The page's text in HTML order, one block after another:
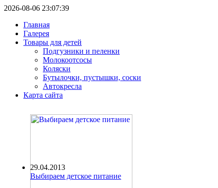
2026-08-06 23:07:39
Главная
Галерея
Товары для детей
Подгузники и пеленки
Молокоотсосы
Коляски
Бутылочки, пустышки, соски
Автокресла
Карта сайта
29.04.2013
Выбираем детское питание